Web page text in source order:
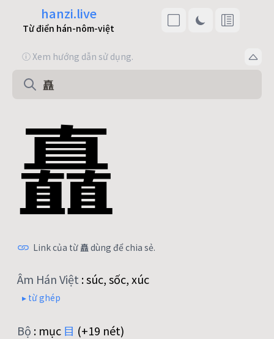
hanzi.live
Từ điển hán-nôm-việt
ⓘ Xem hướng dẫn sử dụng.
矗
Link của từ 矗 dùng để chia sẻ.
Âm Hán Việt :súc, sốc, xúc
▸ từ ghép
Bộ : mục 目 (+19 nét)